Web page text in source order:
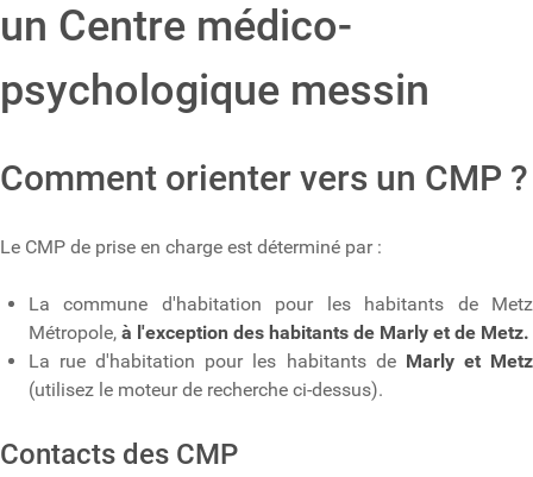
un Centre médico-
psychologique messin
Comment orienter vers un CMP ?
Le CMP de prise en charge est déterminé par :
La commune d'habitation pour les habitants de Metz
Métropole, à l'exception des habitants de Marly et de Metz.
La rue d'habitation pour les habitants de Marly et Metz
(utilisez le moteur de recherche ci-dessus).
Contacts des CMP